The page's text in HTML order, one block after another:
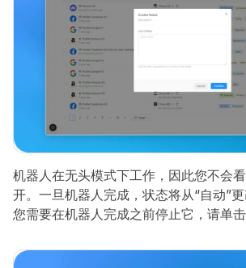
机器人在无头模式下工作，因此您不会
开。一旦机器人完成，状态将从“自动”
您需要在机器人完成之前停止它，请单击